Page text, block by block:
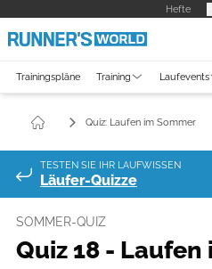
Hefte
Trainingspläne Training Laufevents
Quiz: Laufen im Sommer
TESTEN SIE IHR LAUFWISSEN
Läufer-Quizze
SOMMER-QUIZ
Quiz 18 - Laufen